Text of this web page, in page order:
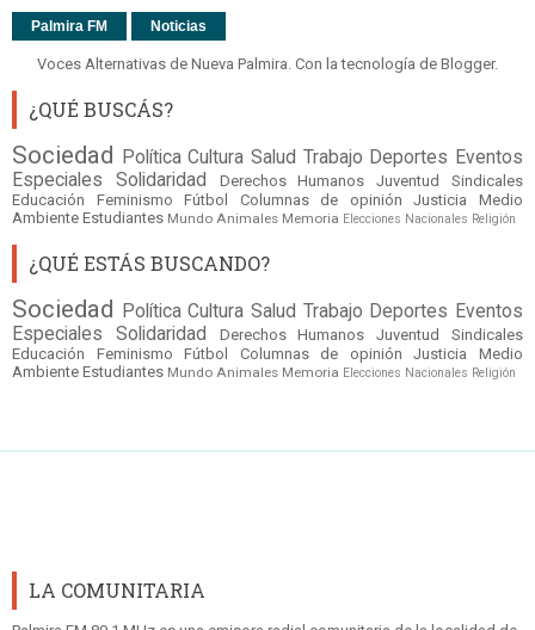
Palmira FM Noticias
Voces Alternativas de Nueva Palmira. Con la tecnología de Blogger.
¿QUÉ BUSCÁS?
Sociedad Política Cultura Salud Trabajo Deportes Eventos
Especiales
Solidaridad Derechos Humanos Juventud
Sindicales
Educación
Feminismo Fútbol Columnas de opinión Justicia
Medio
Ambiente Estudiantes Mundo Animales Memoria Elecciones Nacionales Religión
¿QUÉ ESTÁS BUSCANDO?
Sociedad Política Cultura Salud Trabajo Deportes Eventos
Especiales
Solidaridad Derechos Humanos Juventud
Sindicales
Educación
Feminismo Fútbol Columnas de opinión Justicia
Medio
Ambiente Estudiantes Mundo Animales Memoria Elecciones Nacionales Religión
LA COMUNITARIA